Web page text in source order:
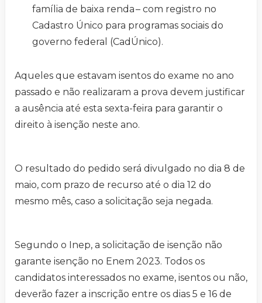
família de baixa renda – com registro no
Cadastro Único para programas sociais do
governo federal (CadÚnico).
Aqueles que estavam isentos do exame no ano
passado e não realizaram a prova devem justificar
a ausência até esta sexta-feira para garantir o
direito à isenção neste ano.
O resultado do pedido será divulgado no dia 8 de
maio, com prazo de recurso até o dia 12 do
mesmo mês, caso a solicitação seja negada.
Segundo o Inep, a solicitação de isenção não
garante isenção no Enem 2023. Todos os
candidatos interessados no exame, isentos ou não,
deverão fazer a inscrição entre os dias 5 e 16 de